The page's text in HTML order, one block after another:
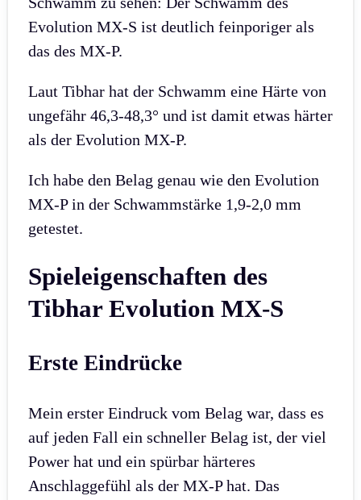
Evolution MX-S ist deutlich feinporiger als
das des MX-P.
Laut Tibhar hat der Schwamm eine Härte von
ungefähr 46,3-48,3° und ist damit etwas härter
als der Evolution MX-P.
Ich habe den Belag genau wie den Evolution
MX-P in der Schwammstärke 1,9-2,0 mm
getestet.
Spieleigenschaften des
Tibhar Evolution MX-S
Erste Eindrücke
Mein erster Eindruck vom Belag war, dass es
auf jeden Fall ein schneller Belag ist, der viel
Power hat und ein spürbar härteres
Anschlaggefühl als der MX-P hat. Das